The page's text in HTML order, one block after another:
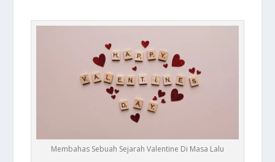
Membahas Sebuah Sejarah Valentine Di Masa Lalu